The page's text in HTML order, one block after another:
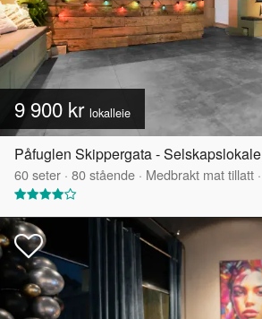
9 900 kr lokalleie
Påfuglen Skippergata - Selskapslokale
60seter · 80stående · Medbrakt mat tillatt ·